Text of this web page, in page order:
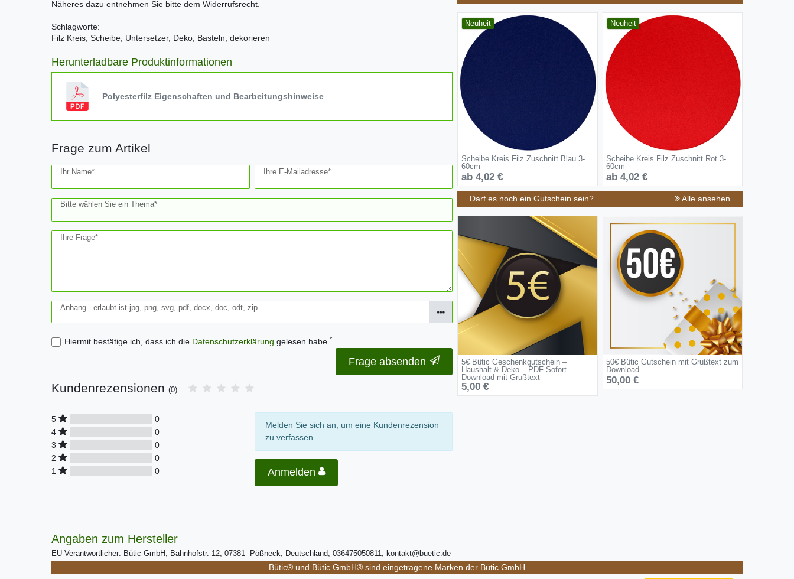
Näheres dazu entnehmen Sie bitte dem Widerrufsrecht.
Schlagworte:
Filz Kreis, Scheibe, Untersetzer, Deko, Basteln, dekorieren
Herunterladbare Produktinformationen
Polyesterfilz Eigenschaften und Bearbeitungshinweise
Frage zum Artikel
Ihr Name* Ihre E-Mailadresse*
Bitte wählen Sie ein Thema*
Ihre Frage*
Anhang - erlaubt ist jpg, png, svg, pdf, docx, doc, odt, zip
Hiermit bestätige ich, dass ich die Daten­schutz­erklärung gelesen habe.*
Ceres::Template.mailFormHoneypotLabel
Frage absenden
Kundenrezensionen (0)
5
0
4
0
3
0
2
0
1
0
Melden Sie sich an, um eine Kundenrezension
zu verfassen.
Anmelden
Angaben zum Hersteller
EU-Verantwortlicher: Bütic GmbH, Bahnhofstr. 12, 07381 Pößneck, Deutschland, 036475050811, kontakt@buetic.de
Neuheit
Scheibe Kreis Filz Zuschnitt Blau 3-
60cm
ab 4,02 €
Neuheit
Scheibe Kreis Filz Zuschnitt Rot 3-
60cm
ab 4,02 €
Darf es noch ein Gutschein sein? Alle ansehen
5€ Bütic Geschenkgutschein –
Haushalt & Deko – PDF Sofort-
Download mit Grußtext
5,00 €
50€ Bütic Gutschein mit Grußtext zum
Download
50,00 €
Bütic® und Bütic GmbH® sind eingetragene Marken der Bütic GmbH